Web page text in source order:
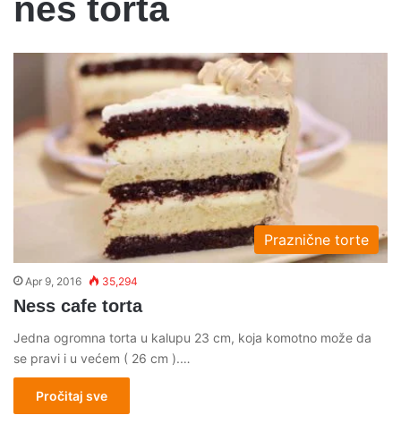
nes torta
Praznične torte
Apr 9, 2016 35,294
Ness cafe torta
Jedna ogromna torta u kalupu 23 cm, koja komotno može da
se pravi i u većem ( 26 cm ).…
Pročitaj sve